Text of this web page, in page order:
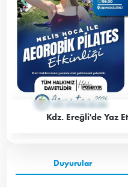
Kdz. Ereğli'de Yaz
Duyurular